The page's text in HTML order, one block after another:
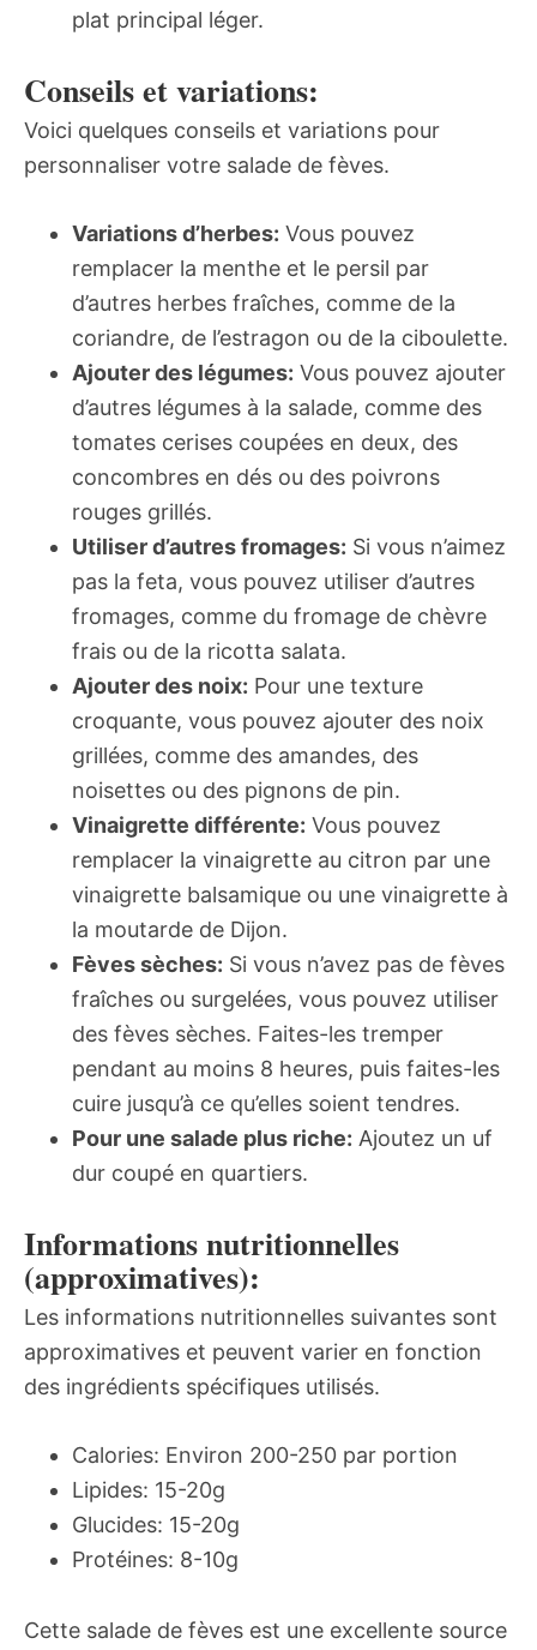
plat principal léger.
Conseils et variations:
Voici quelques conseils et variations pour
personnaliser votre salade de fèves.
Variations d’herbes: Vous pouvez
remplacer la menthe et le persil par
d’autres herbes fraîches, comme de la
coriandre, de l’estragon ou de la ciboulette.
Ajouter des légumes: Vous pouvez ajouter
d’autres légumes à la salade, comme des
tomates cerises coupées en deux, des
concombres en dés ou des poivrons
rouges grillés.
Utiliser d’autres fromages: Si vous n’aimez
pas la feta, vous pouvez utiliser d’autres
fromages, comme du fromage de chèvre
frais ou de la ricotta salata.
Ajouter des noix: Pour une texture
croquante, vous pouvez ajouter des noix
grillées, comme des amandes, des
noisettes ou des pignons de pin.
Vinaigrette différente: Vous pouvez
remplacer la vinaigrette au citron par une
vinaigrette balsamique ou une vinaigrette à
la moutarde de Dijon.
Fèves sèches: Si vous n’avez pas de fèves
fraîches ou surgelées, vous pouvez utiliser
des fèves sèches. Faites-les tremper
pendant au moins 8 heures, puis faites-les
cuire jusqu’à ce qu’elles soient tendres.
Pour une salade plus riche: Ajoutez un uf
dur coupé en quartiers.
Informations nutritionnelles
(approximatives):
Les informations nutritionnelles suivantes sont
approximatives et peuvent varier en fonction
des ingrédients spécifiques utilisés.
Calories: Environ 200-250 par portion
Lipides: 15-20g
Glucides: 15-20g
Protéines: 8-10g
Cette salade de fèves est une excellente source